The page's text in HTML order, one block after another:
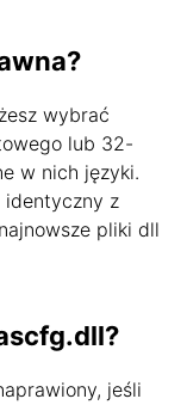
wybrać
lub 32-
w nich języki.
z
pliki dll
jeśli